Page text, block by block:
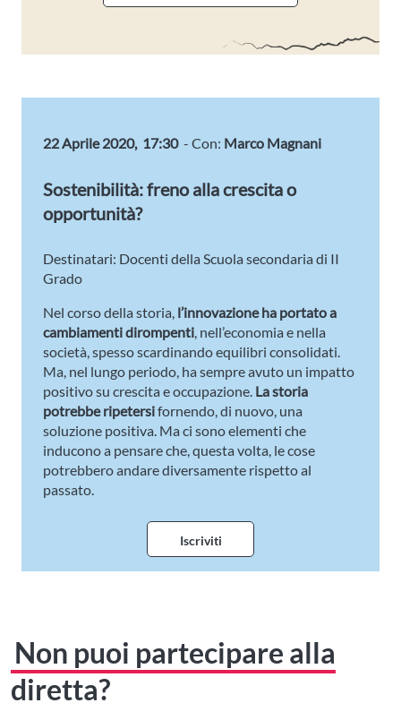
22 Aprile 2020, 17:30- Con: Marco Magnani
Sostenibilità: freno alla crescita o
opportunità?
Destinatari: Docenti della Scuola secondaria di II
Grado
Nel corso della storia, l’innovazione ha portato a
cambiamenti dirompenti, nell’economia e nella
società, spesso scardinando equilibri consolidati.
Ma, nel lungo periodo, ha sempre avuto un impatto
positivo su crescita e occupazione. La storia
potrebbe ripetersifornendo, di nuovo, una
soluzione positiva. Ma ci sono elementi che
inducono a pensare che, questa volta, le cose
potrebbero andare diversamente rispetto al
passato.
Iscriviti
Non puoi partecipare alla
diretta?